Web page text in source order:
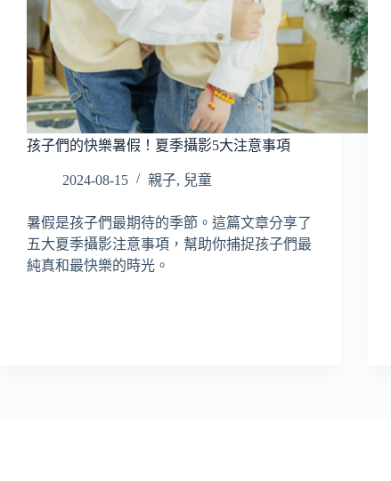
孩子們的快樂暑假！夏季攝影5大注意事項
2024-08-15 親子, 兒童
暑假是孩子們最期待的季節。這篇文章分享了
五大夏季攝影注意事項，幫助你捕捉孩子們最
純真和最快樂的時光。